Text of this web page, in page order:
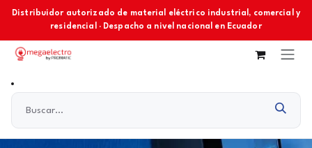
Ir al contenido
Distribuidor autorizado de material eléctrico industrial, comercial y
residencial · Despacho a nivel nacional en Ecuador